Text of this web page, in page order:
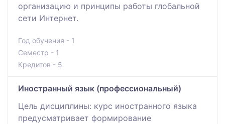
организацию и принципы работы глобальной
сети Интернет.
Год обучения - 1
Семестр - 1
Кредитов - 5
Иностранный язык (профессиональный)
Цель дисциплины: курс иностранного языка
предусматривает формирование